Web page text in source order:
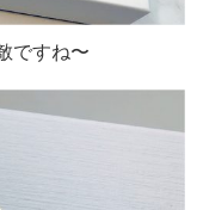
ですね〜